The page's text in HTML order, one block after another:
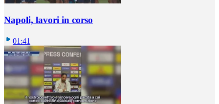
Napoli, lavori in corso
01:41